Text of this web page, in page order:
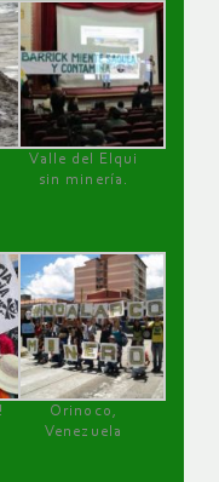
Valle del Elqui
sin minería.
Orinoco,
Venezuela